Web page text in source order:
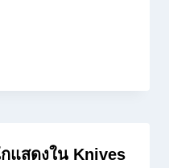
แสดงใน Knives